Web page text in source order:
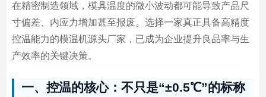
在精密制造领域，模具温度的微小波动都可能导致产品尺
寸偏差、内应力增加甚至报废。选择一家真正具备高精度
控温能力的模温机源头厂家，已成为企业提升良品率与生
产效率的关键决策。
一、控温的核心：不只是“±0.5℃”的标称